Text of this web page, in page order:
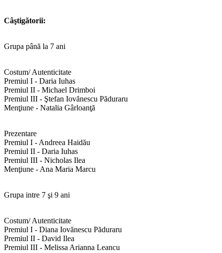
Câştigătorii:
Grupa până la 7 ani
Costum/ Autenticitate
Premiul I - Daria Iuhas
Premiul II - Michael Drimboi
Premiul III - Ştefan Iovănescu Păduraru
Menţiune - Natalia Gârloanţă
Prezentare
Premiul I - Andreea Haidău
Premiul II - Daria Iuhas
Premiul III - Nicholas Ilea
Menţiune - Ana Maria Marcu
Grupa intre 7 şi 9 ani
Costum/ Autenticitate
Premiul I - Diana Iovănescu Păduraru
Premiul II - David Ilea
Premiul III - Melissa Arianna Leancu